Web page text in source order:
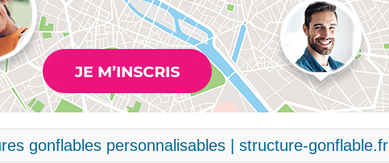
gonflables personnalisables | structure-gonflable.fr